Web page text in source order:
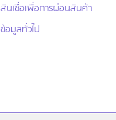
สินเชื่อเพื่อการผ่อนสินค้า
ข้อมูลทั่วไป